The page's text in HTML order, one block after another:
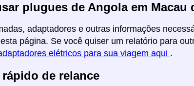
plugues de Angola em Macau
adaptadores e outras informações
página. Se você quiser um relatório para
elétricos para sua viagem aqui .
de relance